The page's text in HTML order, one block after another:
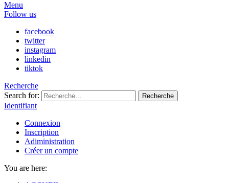
Menu
Follow us
facebook
twitter
instagram
linkedin
tiktok
Recherche
Search for:
Recherche
Identifiant
Connexion
Inscription
Adiministration
Créer un compte
You are here: